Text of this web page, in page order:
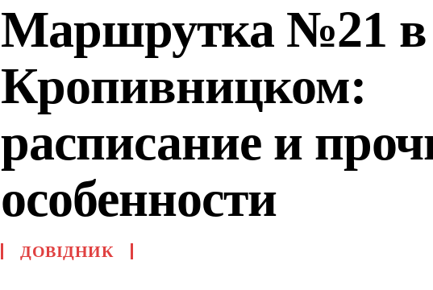
Маршрутка №21 в
Кропивницком:
расписание и
особенности
ДОВІДНИК